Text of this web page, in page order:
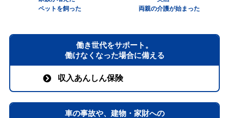
ペットを飼った
両親の介護が始まった
働き世代をサポート。
働けなくなった場合に備える
収入あんしん保険
車の事故や、建物・家財への